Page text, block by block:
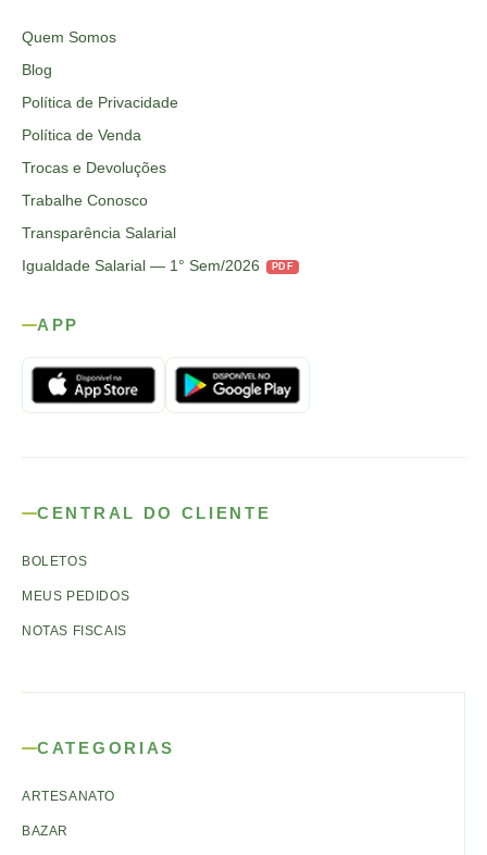
Quem Somos
Blog
Política de Privacidade
Política de Venda
Trocas e Devoluções
Trabalhe Conosco
Transparência Salarial
Igualdade Salarial — 1° Sem/2026
PDF
APP
CENTRAL DO CLIENTE
BOLETOS
MEUS PEDIDOS
NOTAS FISCAIS
CATEGORIAS
ARTESANATO
BAZAR